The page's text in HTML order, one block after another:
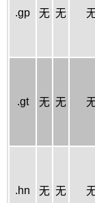
.gp 无 无
.gt 无 无
.hn 无 无